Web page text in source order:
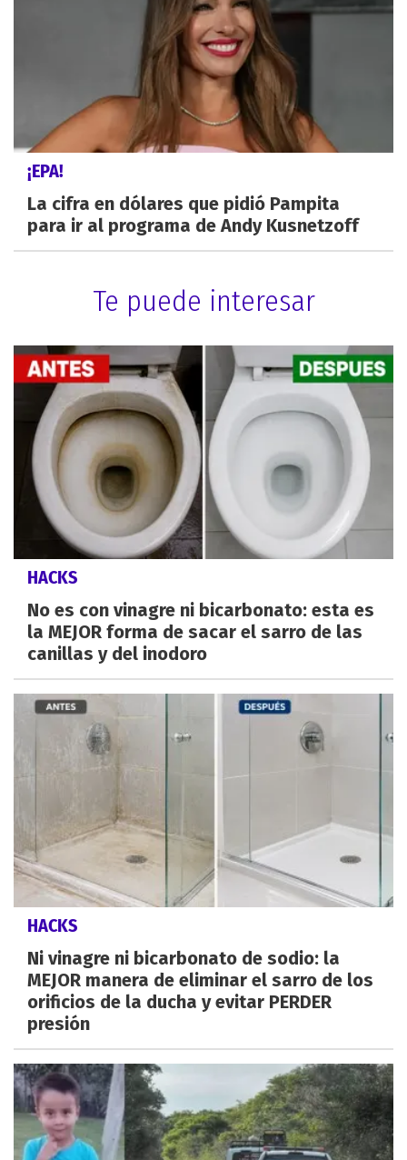
¡EPA!
La cifra en dólares que pidió Pampita
para ir al programa de Andy Kusnetzoff
Te puede interesar
HACKS
No es con vinagre ni bicarbonato: esta es
la MEJOR forma de sacar el sarro de las
canillas y del inodoro
HACKS
Ni vinagre ni bicarbonato de sodio: la
MEJOR manera de eliminar el sarro de los
orificios de la ducha y evitar PERDER
presión